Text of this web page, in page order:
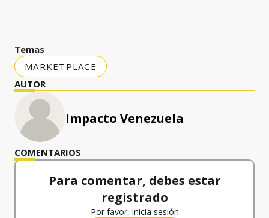
Temas
MARKETPLACE
AUTOR
Impacto Venezuela
COMENTARIOS
Para comentar, debes estar
registrado
Por favor, inicia sesión